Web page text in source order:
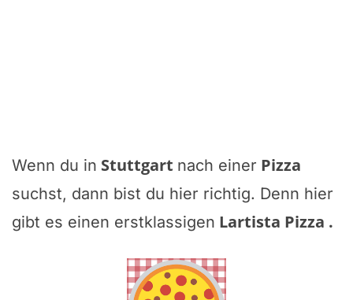
Wenn du in Stuttgart nach einer Pizza
suchst, dann bist du hier richtig. Denn hier
gibt es einen erstklassigen Lartista Pizza .